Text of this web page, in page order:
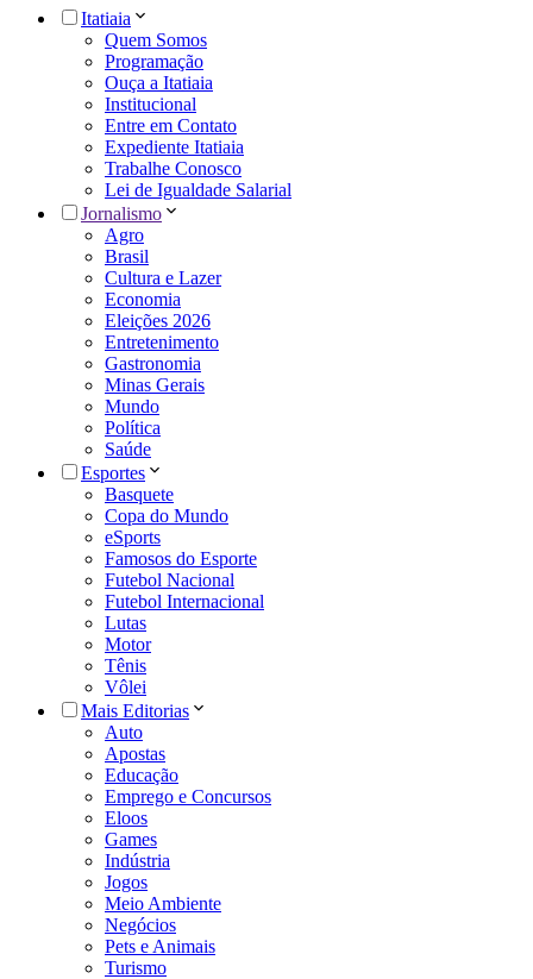
Itatiaia
Quem Somos
Programação
Ouça a Itatiaia
Institucional
Entre em Contato
Expediente Itatiaia
Trabalhe Conosco
Lei de Igualdade Salarial
Jornalismo
Agro
Brasil
Cultura e Lazer
Economia
Eleições 2026
Entretenimento
Gastronomia
Minas Gerais
Mundo
Política
Saúde
Esportes
Basquete
Copa do Mundo
eSports
Famosos do Esporte
Futebol Nacional
Futebol Internacional
Lutas
Motor
Tênis
Vôlei
Mais Editorias
Auto
Apostas
Educação
Emprego e Concursos
Eloos
Games
Indústria
Jogos
Meio Ambiente
Negócios
Pets e Animais
Turismo